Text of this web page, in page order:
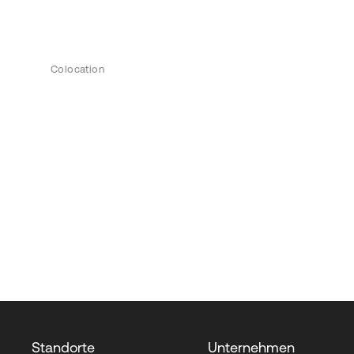
Colocation
Standorte Unternehmen